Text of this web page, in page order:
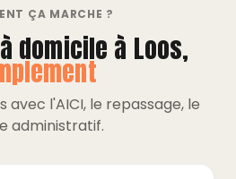
ÇA MARCHE ?
domicile à Loos,
avec l'AICI, le repassage, le
administratif.